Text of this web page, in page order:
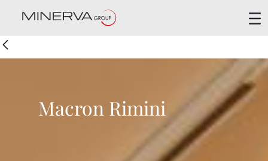
Macron Rimini
Indietro
Macron Rimini